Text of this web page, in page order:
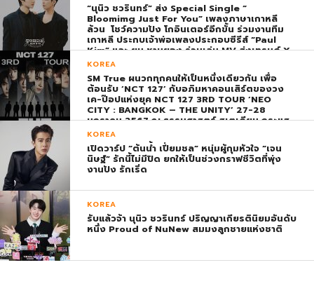
“นุนิว ชวรินทร์” ส่ง Special Single “
Bloomimg Just For You” เพลงภาษาเกาหลี
ล้วน โชว์ความปัง โกอินเตอร์อีกขั้น ร่วมงานทีม
เกาหลี ประกบเจ้าพ่อเพลงประกอบซีรีส์ “Paul
Kim” และ ยุน ชานยอง ร่วมเล่น MV ส่งเทรนด์ X
พุ่ง ติดอันดับ 1 โลก
KOREA
SM True ผนวกทุกคนให้เป็นหนึ่งเดียวกัน เพื่อ
ต้อนรับ ‘NCT 127’ กับอภิมหาคอนเสิร์ตของวง
เค-ป๊อปแห่งยุค NCT 127 3RD TOUR ‘NEO
CITY : BANGKOK – THE UNITY’ 27-28
มกราคม 2567 ณ ธรรมศาสตร์ สเตเดียม กระแส
ตอบรับยิ่งใหญ่สมการรอคอย บัตร SOLD OUT
ทุกที่นั่งทันทีที่เปิดจำหน่าย !
KOREA
เปิดวาร์ป “ต้นน้ำ เปี่ยมชล” หนุ่มผู้กุมหัวใจ “เจน
นิษฐ์” รักนี้ไม่มีปิด ยกให้เป็นช่วงกราฟชีวิตที่พุ่ง
งานปัง รักเริ่ด
KOREA
รับแล้วจ้า นุนิว ชวรินทร์ ปริญญาเกียรตินิยมอันดับ
หนึ่ง Proud of NuNew สมมงลูกชายแห่งชาติ